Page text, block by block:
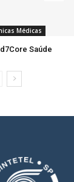
Médicas
Saúde